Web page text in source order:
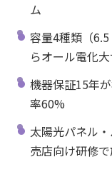
ム
容量4種類（
らオール電化
機器保証15年
率60%
太陽光パネル
売店向け研修